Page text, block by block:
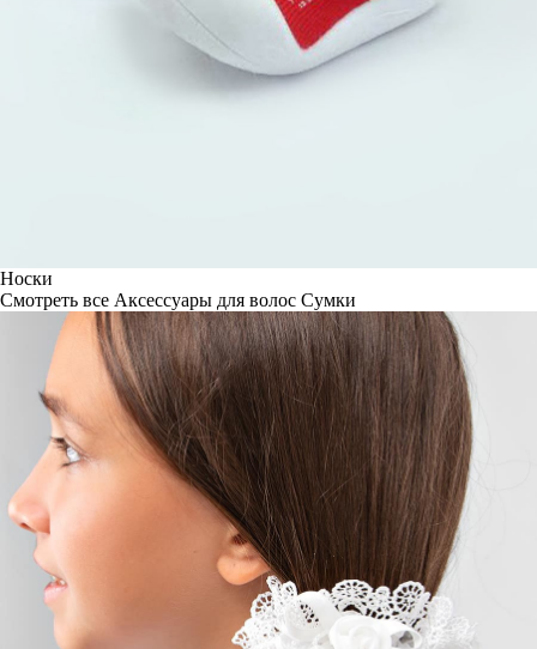
Носки
Смотреть все Аксессуары для волос Сумки